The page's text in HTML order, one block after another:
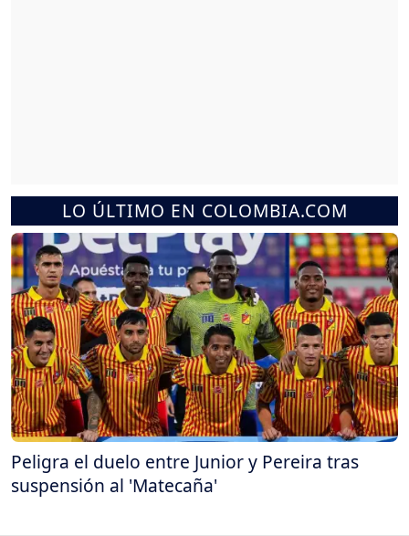
LO ÚLTIMO EN COLOMBIA.COM
Peligra el duelo entre Junior y Pereira tras
suspensión al 'Matecaña'